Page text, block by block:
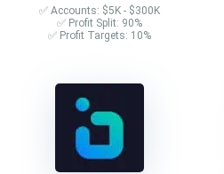
✅ Accounts: $5K - $300K
✅ Profit Split: 90%
✅ Profit Targets: 10%